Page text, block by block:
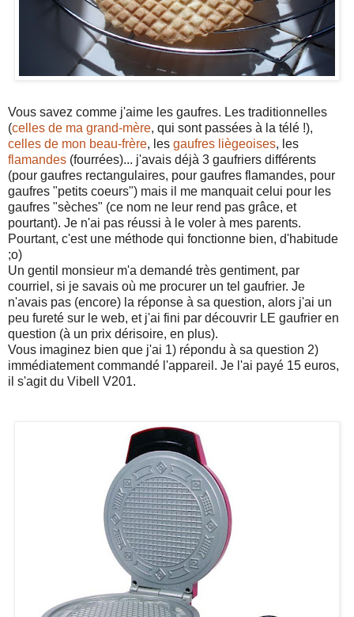
Vous savez comme j'aime les gaufres. Les traditionnelles
(celles de ma grand-mère, qui sont passées à la télé !),
celles de mon beau-frère, les gaufres liègeoises, les
flamandes (fourrées)... j'avais déjà 3 gaufriers différents
(pour gaufres rectangulaires, pour gaufres flamandes, pour
gaufres "petits coeurs") mais il me manquait celui pour les
gaufres "sèches" (ce nom ne leur rend pas grâce, et
pourtant). Je n'ai pas réussi à le voler à mes parents.
Pourtant, c'est une méthode qui fonctionne bien, d'habitude
;o)
Un gentil monsieur m'a demandé très gentiment, par
courriel, si je savais où me procurer un tel gaufrier. Je
n'avais pas (encore) la réponse à sa question, alors j'ai un
peu fureté sur le web, et j'ai fini par découvrir LE gaufrier en
question (à un prix dérisoire, en plus).
Vous imaginez bien que j'ai 1) répondu à sa question 2)
immédiatement commandé l'appareil. Je l'ai payé 15 euros,
il s'agit du Vibell V201.